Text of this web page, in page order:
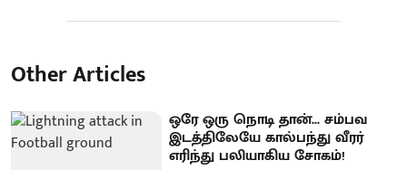
Other Articles
ஒரே ஒரு நொடி தான்... சம்பவ
இடத்திலேயே கால்பந்து வீரர்
எரிந்து பலியாகிய சோகம்!